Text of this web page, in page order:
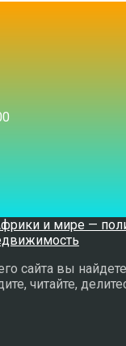
сайта вы
читайте,